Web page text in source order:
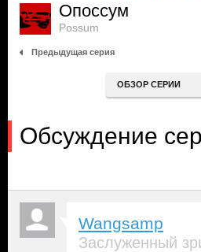
Опоссум
Possum
Предыдущая серия
ОБЗОР СЕРИИ
Обсуждение
Wangsamp
Заслуженный